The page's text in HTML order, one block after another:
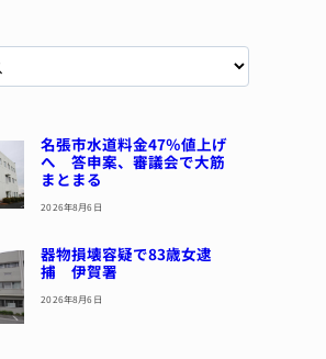
名張市水道料金47％値上げ
へ 答申案、審議会で大筋
まとまる
2026年8月6日
器物損壊容疑で83歳女逮
捕 伊賀署
2026年8月6日